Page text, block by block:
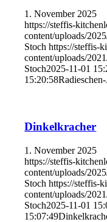
1. November 2025
https://steffis-
content/uploads/
Stoch https://steffis-
content/uploads/
Stoch2025-11-01
15:20:58
Dinkelkracher
1. November 2025
https://steffis-
content/uploads/
Stoch https://steffis-
content/uploads/
Stoch2025-11-01
15:07:49